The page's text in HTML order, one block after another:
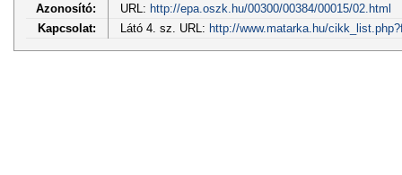
Azonosító:
URL: http://epa.oszk.hu/00300/00384/00015/02.html
Kapcsolat:
Látó 4. sz. URL: http://www.matarka.hu/